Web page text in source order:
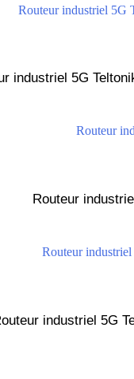
industriel 5G
Routeur
industriel 5G